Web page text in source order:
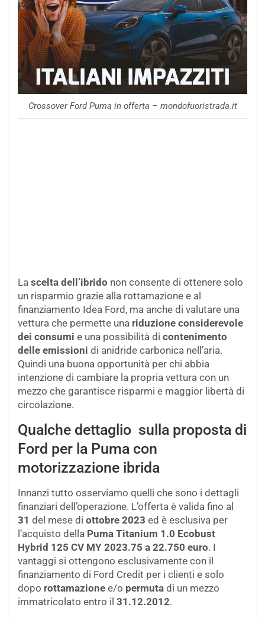
Crossover Ford Puma in offerta – mondofuoristrada.it
La scelta dell’ibrido non consente di ottenere solo
un risparmio grazie alla rottamazione e al
finanziamento Idea Ford, ma anche di valutare una
vettura che permette una riduzione considerevole
dei consumi e una possibilità di contenimento
delle emissioni di anidride carbonica nell’aria.
Quindi una buona opportunità per chi abbia
intenzione di cambiare la propria vettura con un
mezzo che garantisce risparmi e maggior libertà di
circolazione.
Qualche dettaglio sulla proposta di
Ford per la Puma con
motorizzazione ibrida
Innanzi tutto osserviamo quelli che sono i dettagli
finanziari dell’operazione. L’offerta è valida fino al
31 del mese di ottobre 2023 ed è esclusiva per
l’acquisto della Puma Titanium 1.0 Ecobust
Hybrid 125 CV MY 2023.75 a 22.750 euro. I
vantaggi si ottengono esclusivamente con il
finanziamento di Ford Credit per i clienti e solo
dopo rottamazione e/o permuta di un mezzo
immatricolato entro il 31.12.2012.